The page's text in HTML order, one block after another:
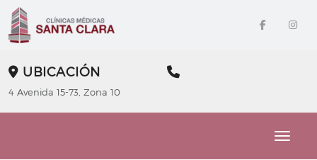
UBICACIÓN
4 Avenida 15-73, Zona 10